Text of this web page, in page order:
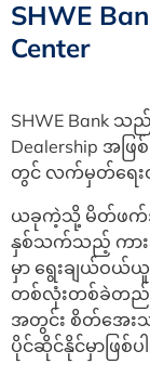
SHWE
Center
SHWE Bank သည်
Dealership အဖ
တွင် လက်မှတ်ရေး
ယခုကဲ့သို့ မိတ်ဖက်အဖ
နှစ်သက်သည့် ကား
မှာ ရွေးချယ်ဝယ်
တစ်လုံးတစ်ခဲတည်
အတွင်း စိတ်အေး
ပိုင်ဆိုင်နိုင်မှာဖြစ်